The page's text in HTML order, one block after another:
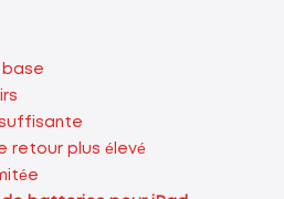
retour plus élevé